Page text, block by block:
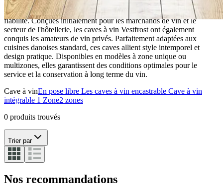
Vestfrost, fort de plus de 25 ans d'expérience dans la fabrication de
caves à vin à Esbjerg, au Danemark, est réputé pour sa qualité et sa
fiabilité. Conçues initialement pour les marchands de vin et le
secteur de l'hôtellerie, les caves à vin Vestfrost ont également
conquis les amateurs de vin privés. Parfaitement adaptées aux
cuisines danoises standard, ces caves allient style intemporel et
design pratique. Disponibles en modèles à zone unique ou
multizones, elles garantissent des conditions optimales pour le
service et la conservation à long terme du vin.
Cave à vinEn pose libre Les caves à vin encastrable Cave à vin
intégrable 1 Zone2 zones
0 produits trouvés
Trier par
Nos recommandations